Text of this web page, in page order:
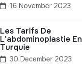
16 November 2023
Les Tarifs De
L'abdominoplastie En
Turquie
30 December 2023